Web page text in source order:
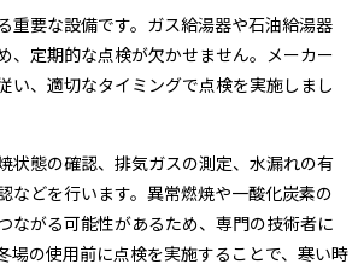
重要な設備です。ガス給湯器や石油給湯器
、定期的な点検が欠かせません。メーカー
い、適切なタイミングで点検を実施しまし
状態の確認、排気ガスの測定、水漏れの有
などを行います。異常燃焼や一酸化炭素の
ながる可能性があるため、専門の技術者に
場の使用前に点検を実施することで、寒い時